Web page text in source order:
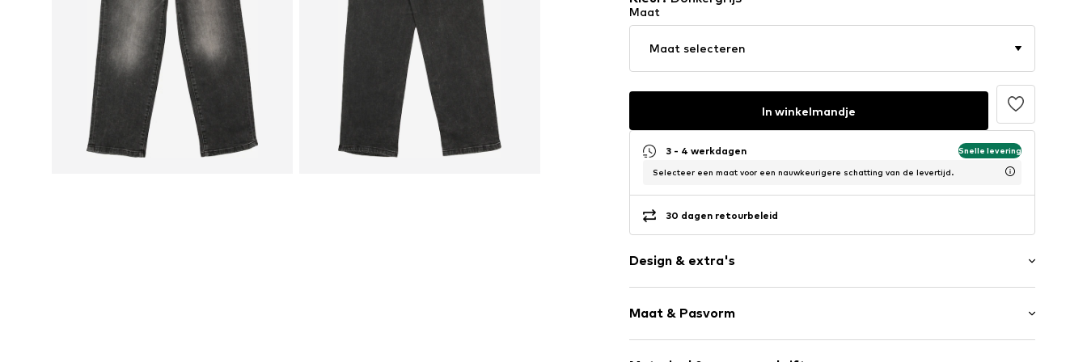
Maat
Maat selecteren
In winkelmandje
3 - 4 werkdagen Snelle levering
Selecteer een maat voor een nauwkeurigere schatting van de levertijd.
30 dagen retourbeleid
Design & extra's
Denim
Heavy washed
Gevoerde zoom/rand
Maat & Pasvorm